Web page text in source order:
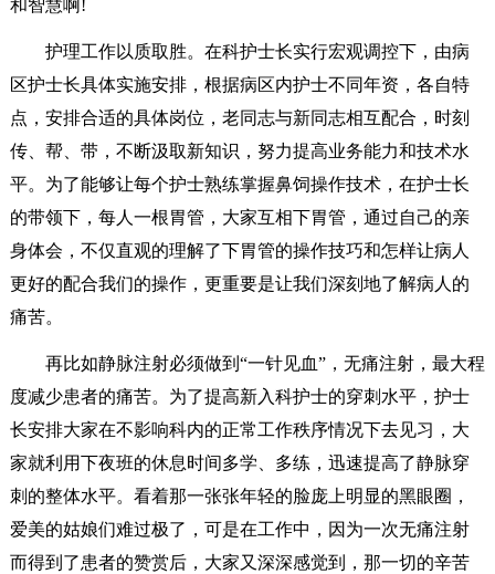
和智慧啊!
护理工作以质取胜。在科护士长实行宏观调控下，由病
区护士长具体实施安排，根据病区内护士不同年资，各自特
点，安排合适的具体岗位，老同志与新同志相互配合，时刻
传、帮、带，不断汲取新知识，努力提高业务能力和技术水
平。为了能够让每个护士熟练掌握鼻饲操作技术，在护士长
的带领下，每人一根胃管，大家互相下胃管，通过自己的亲
身体会，不仅直观的理解了下胃管的操作技巧和怎样让病人
更好的配合我们的操作，更重要是让我们深刻地了解病人的
痛苦。
再比如静脉注射必须做到“一针见血”，无痛注射，最大程
度减少患者的痛苦。为了提高新入科护士的穿刺水平，护士
长安排大家在不影响科内的正常工作秩序情况下去见习，大
家就利用下夜班的休息时间多学、多练，迅速提高了静脉穿
刺的整体水平。看着那一张张年轻的脸庞上明显的黑眼圈，
爱美的姑娘们难过极了，可是在工作中，因为一次无痛注射
而得到了患者的赞赏后，大家又深深感觉到，那一切的辛苦